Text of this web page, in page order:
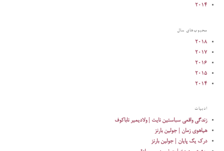
۲۰۱۴
محبوب‌‌های سال
۲۰۱۸
۲۰۱۷
۲۰۱۶
۲۰۱۵
۲۰۱۴
ادبیات
زندگی واقعی سباستین نایت | ولادیمیر ناباکوف
هیاهوی زمان | جولین بارنز
درک یک پایان | جولین بارنز